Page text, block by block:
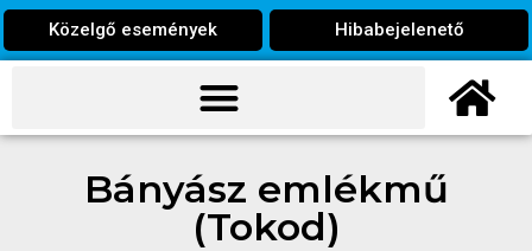
Közelgő események Hibabejelenető
Bányász emlékmű
(Tokod)